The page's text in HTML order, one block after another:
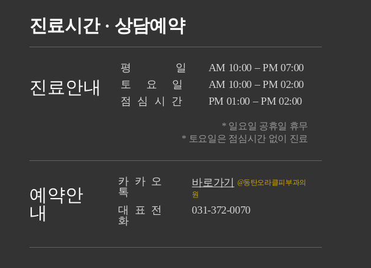
진료시간 · 상담예약
진료안내
평 일
AM 10:00 – PM 07:00
토 요 일
AM 10:00 – PM 02:00
점심시간
PM 01:00 – PM 02:00
* 일요일 공휴일 휴무
* 토요일은 점심시간 없이 진료
예약안
내
카 카 오
톡
바로가기 @동탄오라클피부과의
원
대 표 전
화
031-372-0070